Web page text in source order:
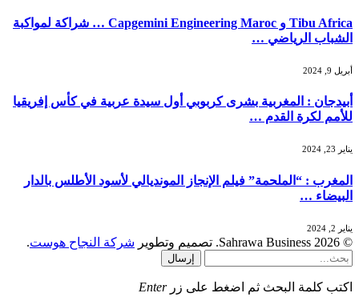
Tibu Africa و Capgemini Engineering Maroc … شراكة لمواكبة
الشباب الرياضي …
أبريل 9, 2024
أبيدجان : المغربية بشرى كربوبي أول سيدة عربية في كأس إفريقيا
للأمم لكرة القدم …
يناير 23, 2024
المغرب : “الملحمة” فيلم الإنجاز المونديالي لأسود الأطلس بالدار
البيضاء …
يناير 2, 2024
© 2026 Sahrawa Business. تصميم وتطوير شركة النجاح هوست.
إرسال
اكتب كلمة البحث ثم اضغط على زرEnter